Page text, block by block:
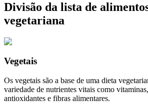
Divisão da lista de
vegetariana
Vegetais
Os vegetais são a base de uma dieta
variedade de nutrientes vitais como
antioxidantes e fibras alimentares.